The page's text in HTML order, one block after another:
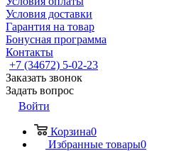
Условия доставки
Гарантия на товар
Бонусная программа
Контакты
+7 (34672) 5-02-23
Заказать звонок
Задать вопрос
Войти
Корзина0
Избранные товары0